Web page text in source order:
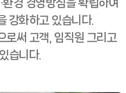
경 경영방침을 확립하여
강화하고 있습니다.
로써 고객, 임직원 그리고
습니다.